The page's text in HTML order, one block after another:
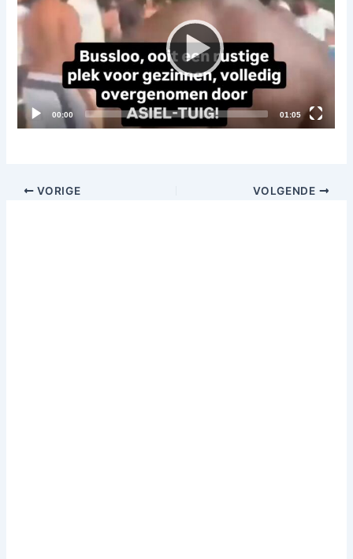
Current
00:00
Total
duration
01:05
VORIGE VOLGENDE